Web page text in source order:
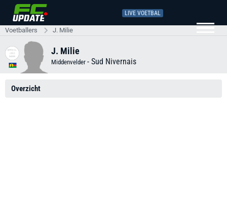
LIVE VOETBAL
Voetballers J. Milie
J. Milie
Middenvelder - Sud Nivernais
Overzicht